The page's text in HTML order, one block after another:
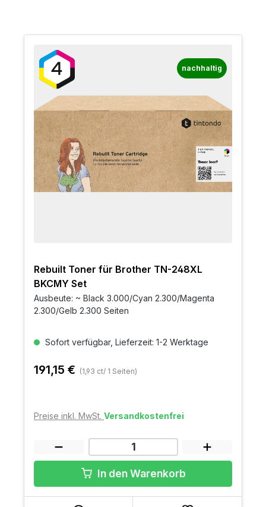
nachhaltig
Rebuilt Toner für Brother TN-248XL
BKCMY Set
Ausbeute: ~ Black 3.000/Cyan 2.300/Magenta
2.300/Gelb 2.300 Seiten
Sofort verfügbar, Lieferzeit: 1-2 Werktage
191,15 € (1,93 ct/ 1 Seiten)
Preise inkl. MwSt. Versandkostenfrei
In den Warenkorb